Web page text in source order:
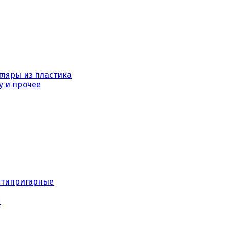
из пластика
и прочее